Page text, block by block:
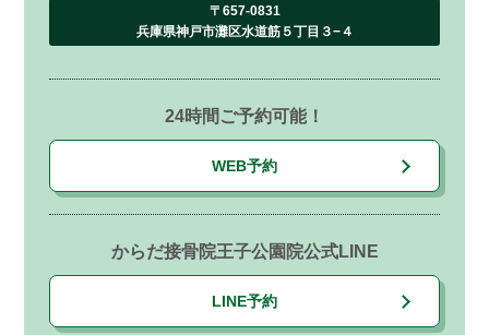
〒657-0831
兵庫県神戸市灘区水道筋５丁目３−４
24時間ご予約可能！
WEB予約
からだ接骨院王子公園院公式LINE
LINE予約